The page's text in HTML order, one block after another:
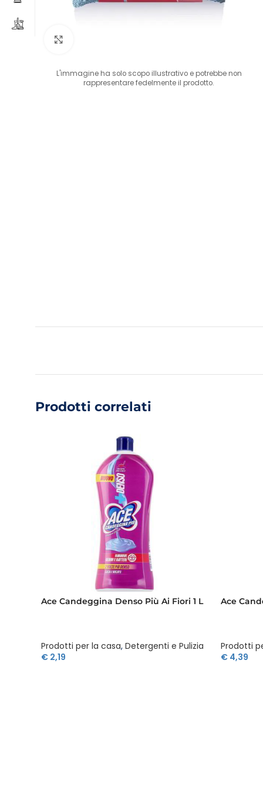
L'immagine ha solo scopo illustrativo e potrebbe non
rappresentare fedelmente il prodotto.
Prodotti correlati
Ace Candeggina Denso Più Ai Fiori 1 L
Prodotti per la casa, Detergenti e Pulizia
€ 2,19
Ace
Prodotti
€4,39